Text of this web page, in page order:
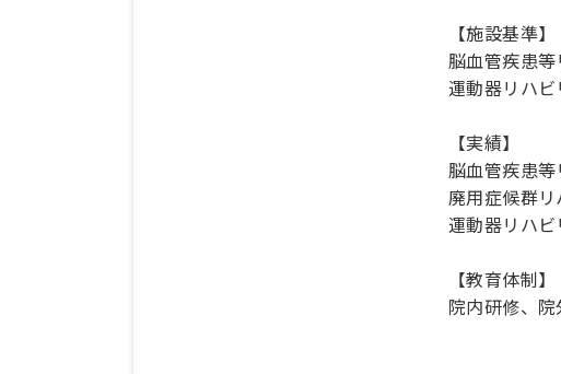
【施設基準】
脳血管疾患
運動器リハ
【実績】
脳血管疾患
廃用症候群
運動器リハ
【教育体制】
院内研修、院